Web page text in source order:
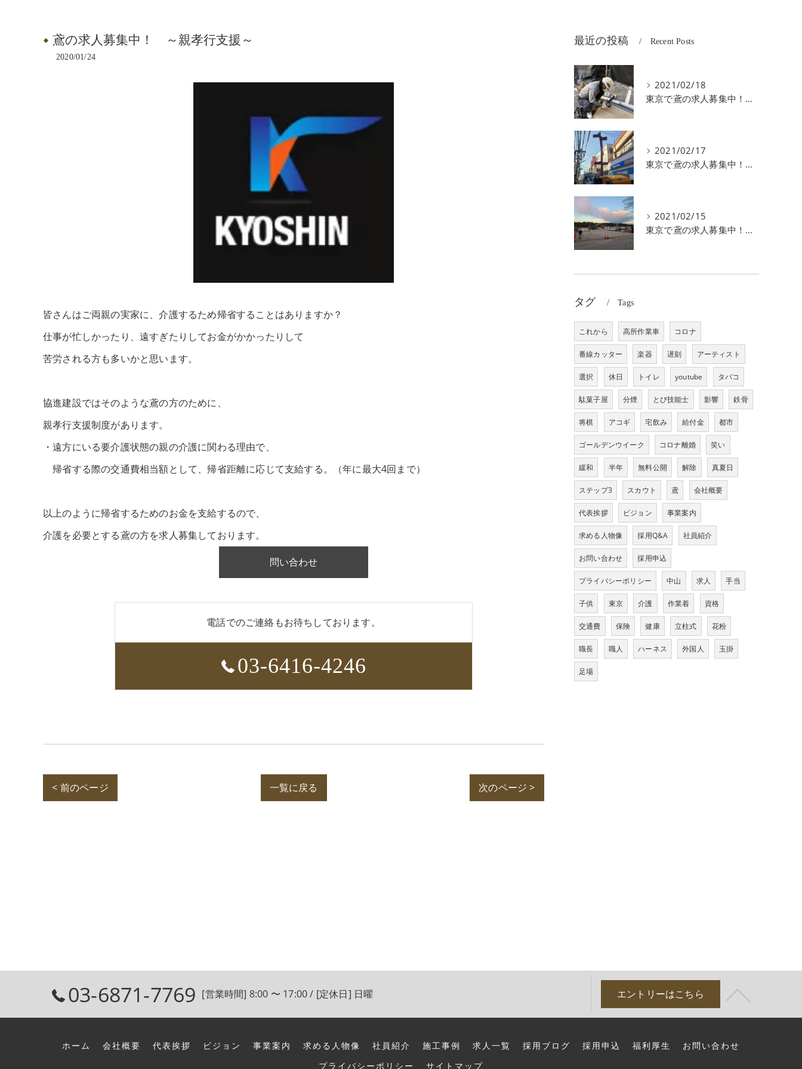
鳶の求人募集中！ ～親孝行支援～
2020/01/24
皆さんはご両親の実家に、介護するため帰省することはありますか？
仕事が忙しかったり、遠すぎたりしてお金がかかったりして
苦労される方も多いかと思います。
協進建設ではそのような鳶の方のために、
親孝行支援制度があります。
・遠方にいる要介護状態の親の介護に関わる理由で、
帰省する際の交通費相当額として、帰省距離に応じて支給する。（年に最大4回まで）
以上のように帰省するためのお金を支給するので、
介護を必要とする鳶の方を求人募集しております。
問い合わせ
電話でのご連絡もお待ちしております。
03-6416-4246
< 前のページ 一覧に戻る 次のページ >
最近の投稿 Recent Posts
2021/02/18
東京で鳶の求人募集中！ ～社会保険～
2021/02/17
東京で鳶の求人募集中！ ～雇用保険～
2021/02/15
東京で鳶の求人募集中！ ～休日～
タグ Tags
これから 高所作業車 コロナ
番線カッター 楽器 遅刻 アーティスト
選択 休日 トイレ youtube タバコ
駄菓子屋 分煙 とび技能士 影響 鉄骨
将棋 アコギ 宅飲み 給付金 都市
ゴールデンウイーク コロナ離婚 笑い
緩和 半年 無料公開 解除 真夏日
ステップ3 スカウト 鳶 会社概要
代表挨拶 ビジョン 事業案内
求める人物像 採用Q&A 社員紹介
お問い合わせ 採用申込
プライバシーポリシー 中山 求人 手当
子供 東京 介護 作業着 資格
交通費 保険 健康 立柱式 花粉
職長 職人 ハーネス 外国人 玉掛
足場
03-6871-7769 [営業時間] 8:00 〜 17:00 / [定休日] 日曜 エントリーはこちら
ホーム 会社概要 代表挨拶 ビジョン 事業案内 求める人物像 社員紹介 施工事例 求人一覧 採用ブログ 採用申込 福利厚生
お問い合わせ
プライバシーポリシー
サイトマップ